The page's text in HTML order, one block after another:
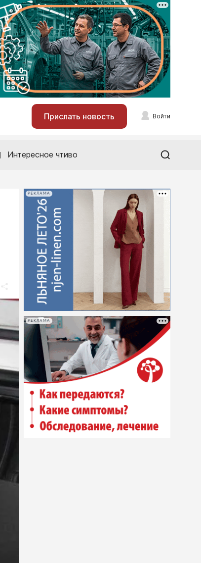
Прислать новость Войти
Интересное чтиво
РЕКЛАМА
РЕКЛАМА